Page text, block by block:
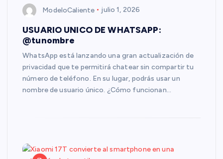
ModeloCaliente julio 1, 2026
USUARIO UNICO DE WHATSAPP:
@tunombre
WhatsApp está lanzando una gran actualización de
privacidad que te permitirá chatear sin compartir tu
número de teléfono. En su lugar, podrás usar un
nombre de usuario único. ¿Cómo funcionan…